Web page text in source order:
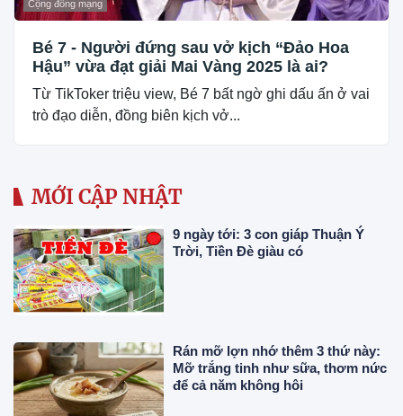
Cộng đồng mạng
Bé 7 - Người đứng sau vở kịch “Đảo Hoa
Hậu” vừa đạt giải Mai Vàng 2025 là ai?
Từ TikToker triệu view, Bé 7 bất ngờ ghi dấu ấn ở vai
trò đạo diễn, đồng biên kịch vở...
MỚI CẬP NHẬT
9 ngày tới: 3 con giáp Thuận Ý
Trời, Tiền Đè giàu có
Rán mỡ lợn nhớ thêm 3 thứ này:
Mỡ trắng tinh như sữa, thơm nức
để cả năm không hôi